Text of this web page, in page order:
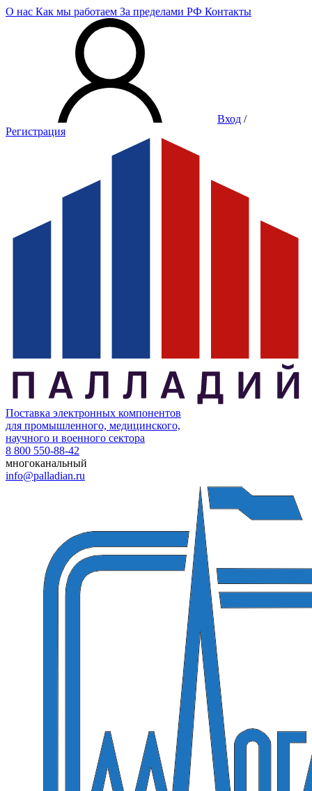
О нас Как мы работаем За пределами РФ Контакты
Вход /
Регистрация
Поставка электронных компонентов
для промышленного, медицинского,
научного и военного сектора
8 800 550-88-42
многоканальный
info@palladian.ru